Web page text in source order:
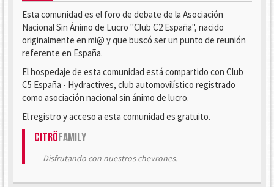
Esta comunidad es el foro de debate de la Asociación
Nacional Sin Ánimo de Lucro "Club C2 España", nacido
originalmente en mi@ y que buscó ser un punto de reunión
referente en España.
El hospedaje de esta comunidad está compartido con Club
C5 España - Hydractives, club automovilístico registrado
como asociación nacional sin ánimo de lucro.
El registro y acceso a esta comunidad es gratuito.
CitröFamily
Disfrutando con nuestros chevrones.